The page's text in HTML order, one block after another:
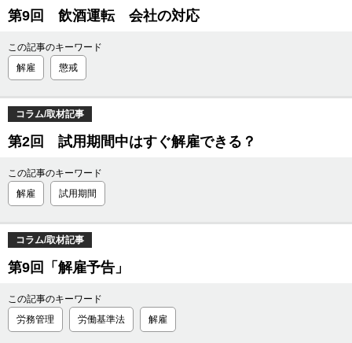
第9回 飲酒運転 会社の対応
この記事のキーワード
解雇
懲戒
コラム/取材記事
第2回 試用期間中はすぐ解雇できる？
この記事のキーワード
解雇
試用期間
コラム/取材記事
第9回「解雇予告」
この記事のキーワード
労務管理
労働基準法 解雇